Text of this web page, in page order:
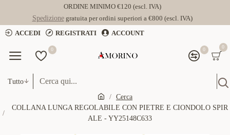
ORDINE MINIMO €120 (escl. IVA)
Spedizionegratuita per ordini superiori a €800 (escl. IVA)
ACCEDI
REGISTRATI ACCOUNT
0 0 0
Tutto
Cerca
COLLANA LUNGA REGOLABILE CON PIETRE E CIONDOLO SPIR
ALE - YY25148C633